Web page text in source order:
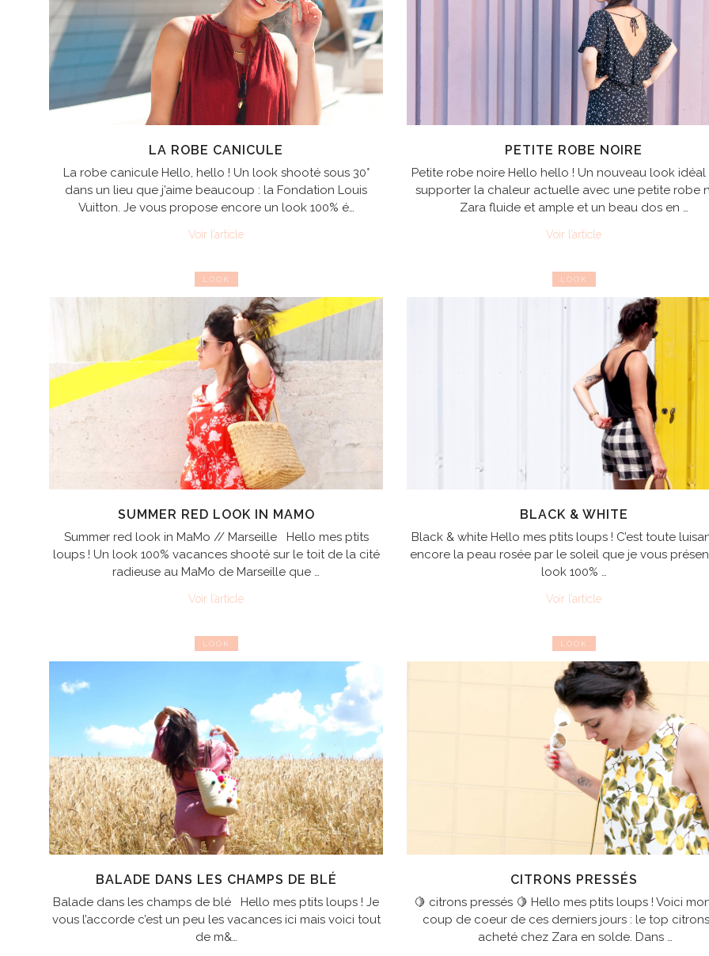
LA ROBE CANICULE
La robe canicule Hello, hello ! Un look shooté sous 30°
dans un lieu que j’aime beaucoup : la Fondation Louis
Vuitton. Je vous propose encore un look 100% é…
Voir l’article
PETITE ROBE NOIRE
Petite robe noire Hello hello ! Un nouveau look
supporter la chaleur actuelle avec une petite robe
Zara fluide et ample et un beau dos en …
Voir l’article
LOOK
SUMMER RED LOOK IN MAMO
Summer red look in MaMo // Marseille Hello mes ptits
loups ! Un look 100% vacances shooté sur le toit de la cité
radieuse au MaMo de Marseille que …
Voir l’article
LOOK
BLACK & WHITE
Black & white Hello mes ptits loups ! C’est toute
encore la peau rosée par le soleil que je vous
look 100% …
Voir l’article
LOOK
BALADE DANS LES CHAMPS DE BLÉ
Balade dans les champs de blé Hello mes ptits loups ! Je
vous l’accorde c’est un peu les vacances ici mais voici tout
de m&…
LOOK
CITRONS PRESSÉS
🍋 citrons pressés 🍋 Hello mes ptits loups ! Voici
coup de coeur de ces derniers jours : le top
acheté chez Zara en solde. Dans …